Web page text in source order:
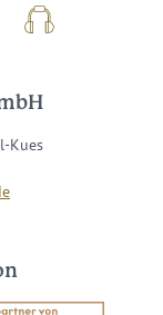
Podcast
Kues